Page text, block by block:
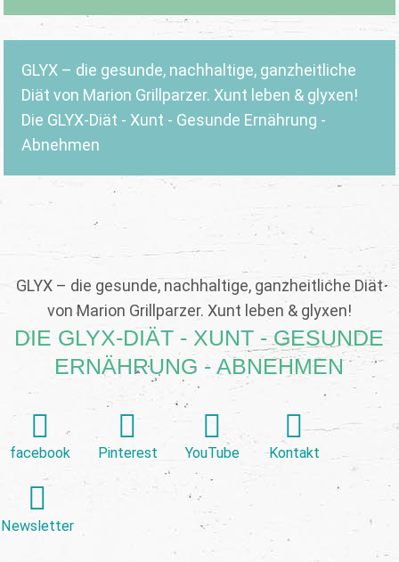
GLYX – die gesunde, nachhaltige, ganzheitliche
Diät von Marion Grillparzer. Xunt leben & glyxen!
Die GLYX-Diät - Xunt - Gesunde Ernährung -
Abnehmen
GLYX – die gesunde, nachhaltige, ganzheitliche Diät
von Marion Grillparzer. Xunt leben & glyxen!
DIE GLYX-DIÄT - XUNT - GESUNDE
ERNÄHRUNG - ABNEHMEN
facebook Pinterest YouTube Kontakt
Newsletter